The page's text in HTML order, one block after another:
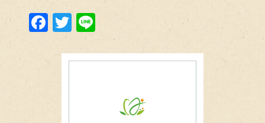
F
ac
T
wi
tt
Li
n
e